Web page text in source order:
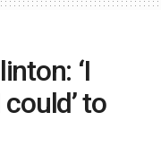
‘I
to